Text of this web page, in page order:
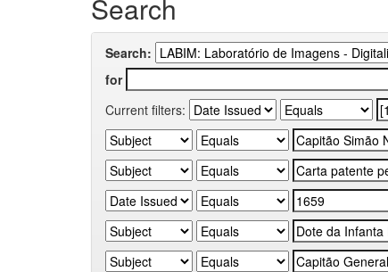
Search
Search:
for
Current filters: